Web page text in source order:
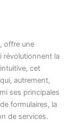
offre une
révolutionnent la
cet
autrement,
ses principales
formulaires, la
de services.